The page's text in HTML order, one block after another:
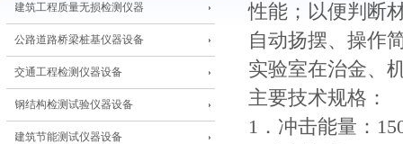
建筑工程质量无损检测仪器
公路道路桥梁桩基仪器设备
交通工程检测仪器设备
钢结构检测试验仪器设备
建筑节能测试仪器设备
性能；以便判断
自动扬摆、操作
实验室在治金、
主要技术规格：
1．冲击能量